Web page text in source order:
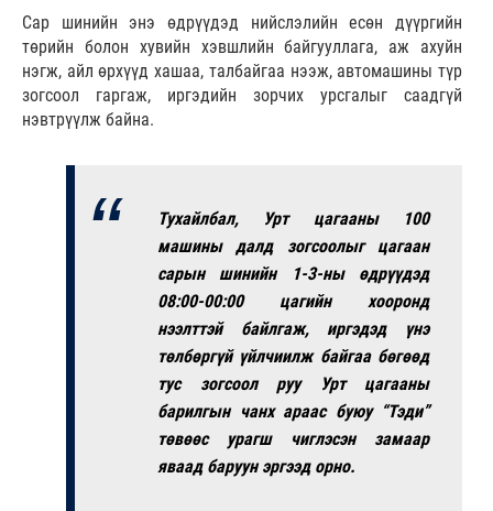
Сар шинийн энэ өдрүүдэд нийслэлийн есөн дүүргийн
төрийн болон хувийн хэвшлийн байгууллага, аж ахуйн
нэгж, айл өрхүүд хашаа, талбайгаа нээж, автомашины түр
зогсоол гаргаж, иргэдийн зорчих урсгалыг саадгүй
нэвтрүүлж байна.
Тухайлбал, Урт цагааны 100
машины далд зогсоолыг цагаан
сарын шинийн 1-3-ны өдрүүдэд
08:00-00:00 цагийн хооронд
нээлттэй байлгаж, иргэдэд үнэ
төлбөргүй үйлчиилж байгаа бөгөөд
тус зогсоол руу Урт цагааны
барилгын чанх араас буюу “Тэди”
төвөөс урагш чиглэсэн замаар
яваад баруун эргээд орно.